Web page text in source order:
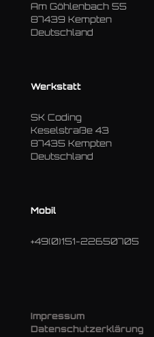
Am Göhlenbach 55
87439 Kempten
Deutschland
Werkstatt
SK Coding
Keselstraße 43
87435 Kempten
Deutschland
Mobil
+49(0)151-22650705
Impressum
Datenschutzerklärung